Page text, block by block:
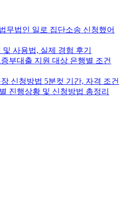
무법인 일로 집단소송 신청했어
사용법, 실제 경험 후기
부대출 지원 대상 은행별 조건
신청방법 5분컷 기간, 자격 조건
진행상황 및 신청방법 총정리